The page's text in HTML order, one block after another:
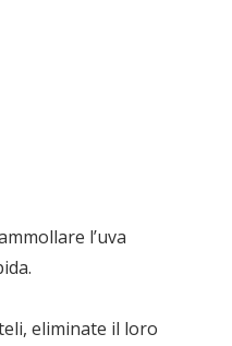
l’uva
eliminate il loro